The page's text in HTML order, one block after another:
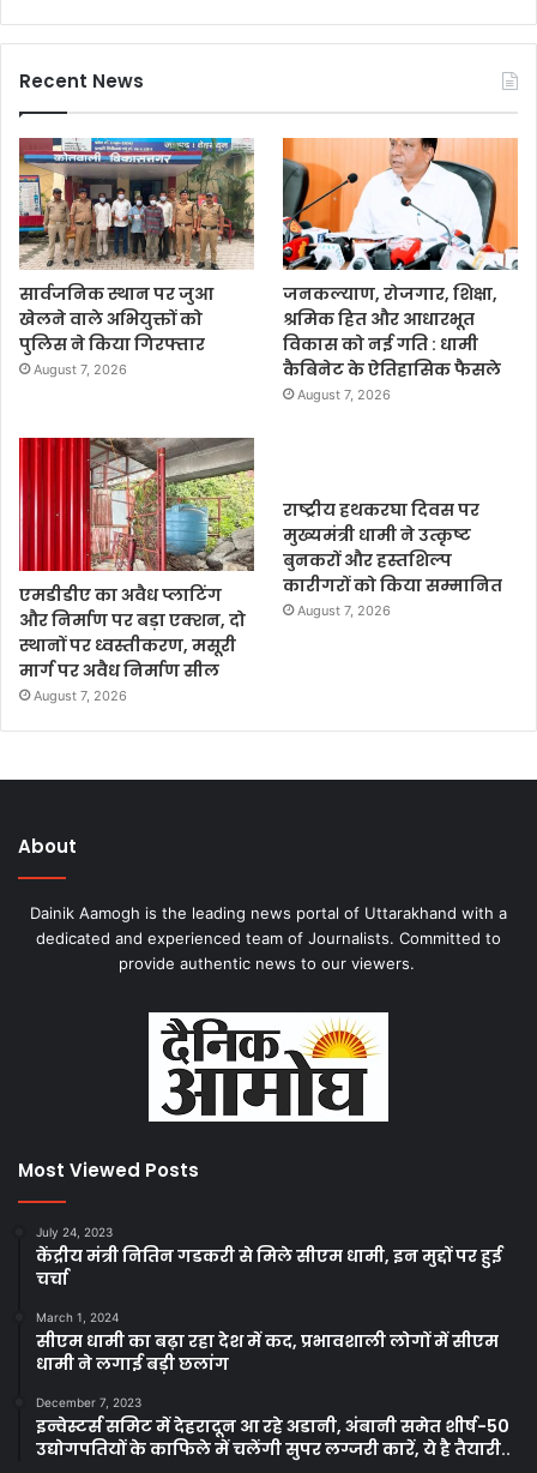
Recent News
सार्वजनिक स्थान पर जुआ
खेलने वाले अभियुक्तों को
पुलिस ने किया गिरफ्तार
August 7, 2026
जनकल्याण, रोजगार, शिक्षा,
श्रमिक हित और आधारभूत
विकास को नई गति : धामी
कैबिनेट के ऐतिहासिक फैसले
August 7, 2026
एमडीडीए का अवैध प्लाटिंग
और निर्माण पर बड़ा एक्शन, दो
स्थानों पर ध्वस्तीकरण, मसूरी
मार्ग पर अवैध निर्माण सील
August 7, 2026
राष्ट्रीय हथकरघा दिवस पर
मुख्यमंत्री धामी ने उत्कृष्ट
बुनकरों और हस्तशिल्प
कारीगरों को किया सम्मानित
August 7, 2026
About
Dainik Aamogh is the leading news portal of Uttarakhand with a
dedicated and experienced team of Journalists. Committed to
provide authentic news to our viewers.
Most Viewed Posts
July 24, 2023
केंद्रीय मंत्री नितिन गडकरी से मिले सीएम धामी, इन मुद्दों पर हुई
चर्चा
March 1, 2024
सीएम धामी का बढ़ा रहा देश में कद, प्रभावशाली लोगों में सीएम
धामी ने लगाई बड़ी छलांग
December 7, 2023
इन्वेस्टर्स समिट में देहरादून आ रहे अडानी, अंबानी समेत शीर्ष-50
उद्योगपतियों के काफिले में चलेंगी सुपर लग्जरी कारें, ये है तैयारी..